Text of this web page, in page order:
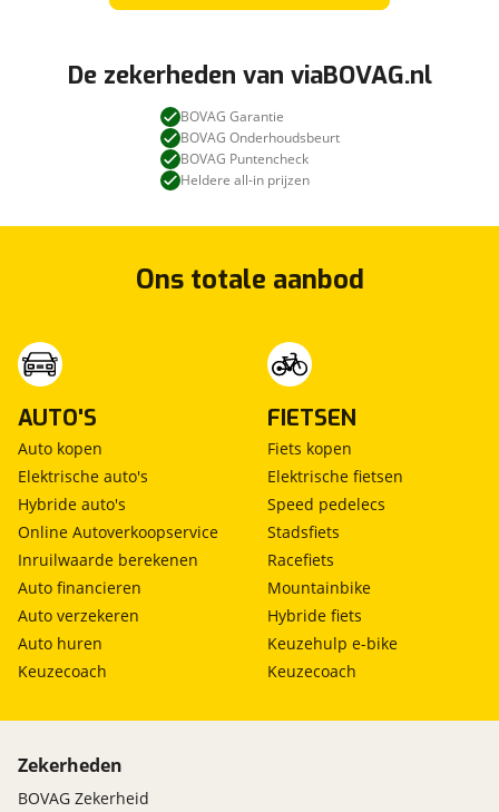
De zekerheden van viaBOVAG.nl
BOVAG Garantie
BOVAG Onderhoudsbeurt
BOVAG Puntencheck
Heldere all-in prijzen
Ons totale aanbod
AUTO'S
Auto kopen
Elektrische auto's
Hybride auto's
Online Autoverkoopservice
Inruilwaarde berekenen
Auto financieren
Auto verzekeren
Auto huren
Keuzecoach
FIETSEN
Fiets kopen
Elektrische fietsen
Speed pedelecs
Stadsfiets
Racefiets
Mountainbike
Hybride fiets
Keuzehulp e-bike
Keuzecoach
Zekerheden
BOVAG Zekerheid